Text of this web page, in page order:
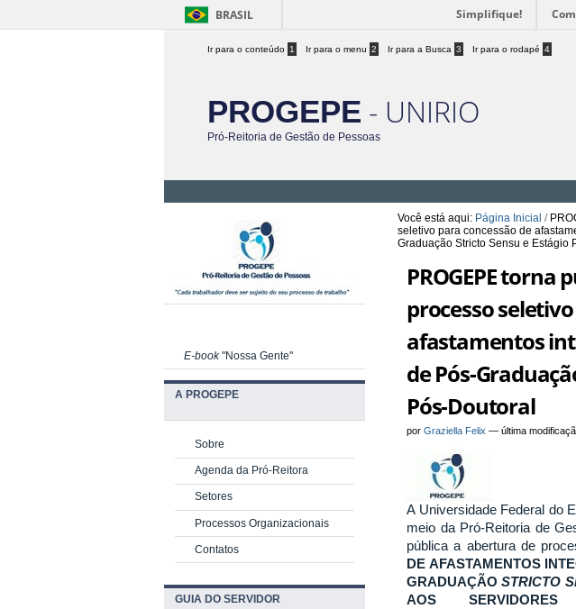
BRASIL Simplifique!
Ir para o conteúdo 1 Ir para o menu 2 Ir para a Busca 3 Ir para o rodapé 4
PROGEPE - UNIRIO
Pró-Reitoria de Gestão de Pessoas
Você está aqui: Página Inicial /
seletivo para concessão de
Graduação Stricto Sensu e Estágio
PROGEPE torna
processo
afastamentos
de Pós-
Pós-Doutoral
porGraziella Felix —última
A Universidade Federal do
meio da Pró-Reitoria de
pública a abertura de
DE AFASTAMENTOS I
GRADUAÇÃOSTRICTO
AOS
E-book"Nossa Gente"
A PROGEPE
Sobre
Agenda da Pró-Reitora
Setores
Processos Organizacionais
Contatos
GUIA DO SERVIDOR